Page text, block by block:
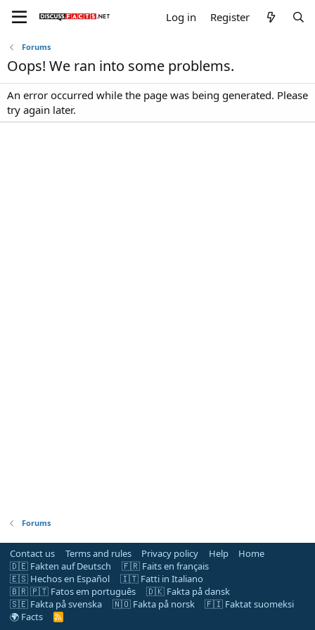
Log in Register
Forums
Oops! We ran into some problems.
An error occurred while the page was being generated. Please
try again later.
Forums
Contact us Terms and rules Privacy policy Help
Home
🇩🇪 Fakten auf Deutsch
🇫🇷 Faits en français
🇪🇸 Hechos en Español
🇮🇹 Fatti in Italiano
🇧🇷 🇵🇹 Fatos em português
🇩🇰 Fakta på dansk
🇸🇪 Fakta på svenska
🇳🇴 Fakta på norsk
🇫🇮 Faktat suomeksi
🌍 Facts
R